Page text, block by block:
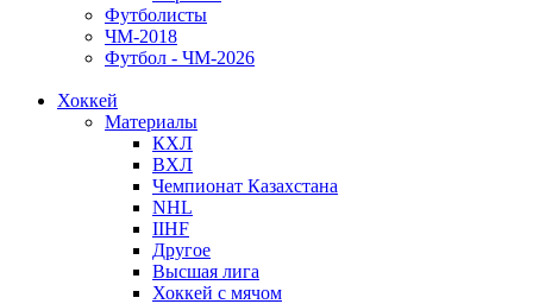
Футболисты
ЧМ-2018
Футбол - ЧМ-2026
Хоккей
Материалы
КХЛ
ВХЛ
Чемпионат Казахстана
NHL
IIHF
Другое
Высшая лига
Хоккей с мячом